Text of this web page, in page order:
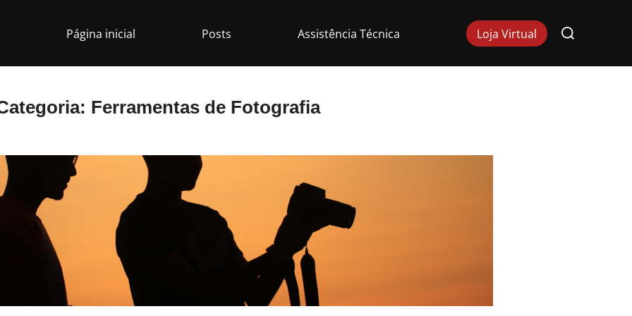
Página inicial Posts Assistência Técnica Loja Virtual
Pesquisar
por:
Ferramentas de Fotografia